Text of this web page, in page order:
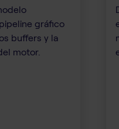
gráfico
buffers y la
motor.